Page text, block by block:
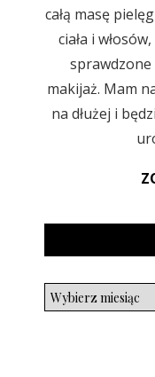
całą masę
ciała i
sprawdzone
makijaż. Mam
na dłużej i